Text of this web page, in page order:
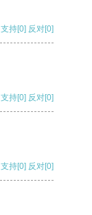
支持[0] 反对[0]
支持[0] 反对[0]
支持[0] 反对[0]